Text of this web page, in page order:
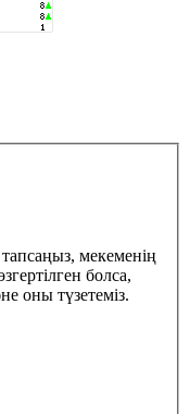
тапсаңыз, мекеменің
болса,
оны түзетеміз.